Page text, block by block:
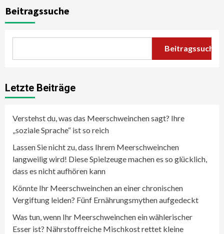
Beitragssuche
Beitragssuche
Letzte Beiträge
Verstehst du, was das Meerschweinchen sagt? Ihre
„soziale Sprache“ ist so reich
Lassen Sie nicht zu, dass Ihrem Meerschweinchen
langweilig wird! Diese Spielzeuge machen es so glücklich,
dass es nicht aufhören kann
Könnte Ihr Meerschweinchen an einer chronischen
Vergiftung leiden? Fünf Ernährungsmythen aufgedeckt
Was tun, wenn Ihr Meerschweinchen ein wählerischer
Esser ist? Nährstoffreiche Mischkost rettet kleine